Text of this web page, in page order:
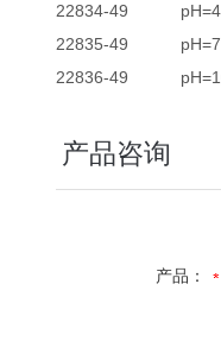
22834-49
22835-49
22836-49
产品咨询
产品：